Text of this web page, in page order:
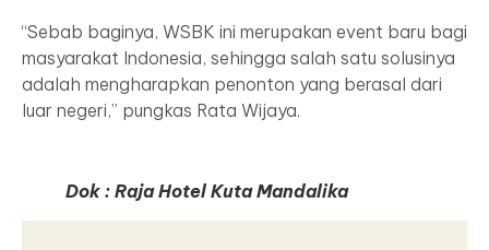
“Sebab baginya, WSBK ini merupakan event baru bagi
masyarakat Indonesia, sehingga salah satu solusinya
adalah mengharapkan penonton yang berasal dari
luar negeri,” pungkas Rata Wijaya.
Dok : Raja Hotel Kuta Mandalika